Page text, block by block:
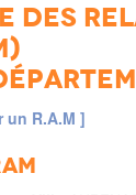
des
un R.A.M ]